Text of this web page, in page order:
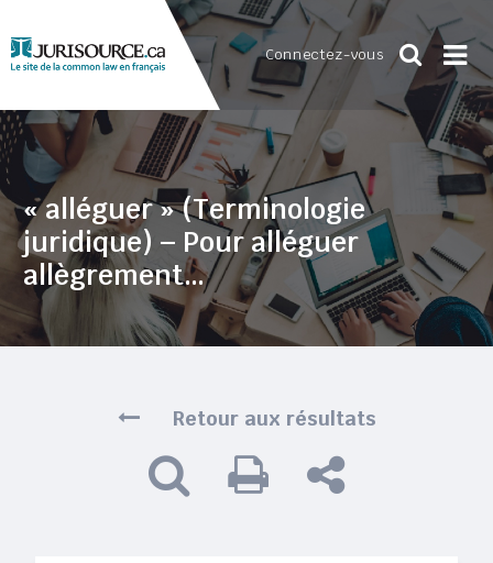
Connectez-vous
« alléguer » (Terminologie
juridique) – Pour alléguer
allègrement…
Retour aux résultats